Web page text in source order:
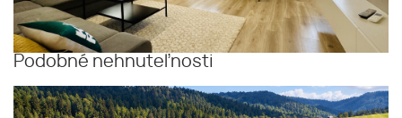
Podobné nehnuteľnosti
Rodinné domy v radovej
Virtuálna